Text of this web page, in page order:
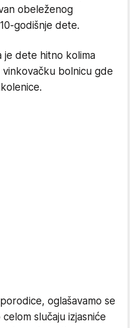
obeleženog
godišnje dete.
je dete hitno kolima
bolnicu gde
oglašavamo se
slučaju izjasniće